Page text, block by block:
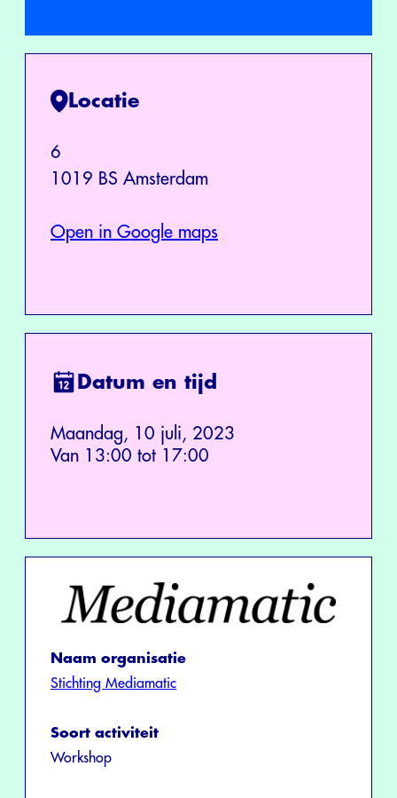
Locatie
6
1019 BS Amsterdam
Open in Google maps
Datum en tijd
Maandag, 10 juli, 2023
Van 13:00 tot 17:00
Naam organisatie
Stichting Mediamatic
Soort activiteit
Workshop